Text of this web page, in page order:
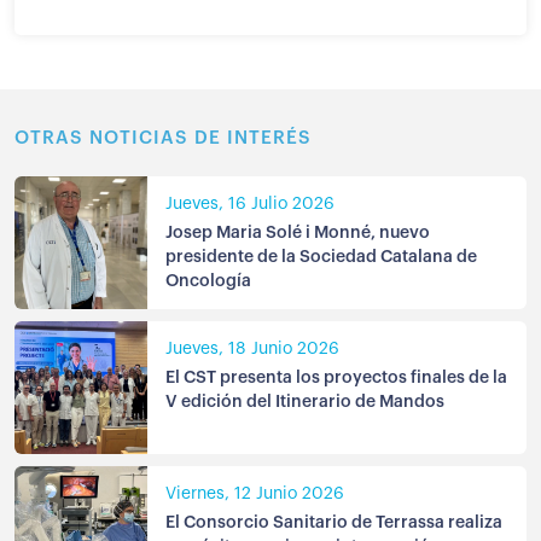
OTRAS NOTICIAS DE INTERÉS
Jueves, 16 Julio 2026
Josep Maria Solé i Monné, nuevo
presidente de la Sociedad Catalana de
Oncología
Jueves, 18 Junio 2026
El CST presenta los proyectos finales de la
V edición del Itinerario de Mandos
Viernes, 12 Junio 2026
El Consorcio Sanitario de Terrassa realiza